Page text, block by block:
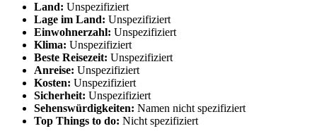
Land: Unspezifiziert
Lage im Land: Unspezifiziert
Einwohnerzahl: Unspezifiziert
Klima: Unspezifiziert
Beste Reisezeit: Unspezifiziert
Anreise: Unspezifiziert
Kosten: Unspezifiziert
Sicherheit: Unspezifiziert
Sehenswürdigkeiten: Namen nicht spezifiziert
Top Things to do: Nicht spezifiziert